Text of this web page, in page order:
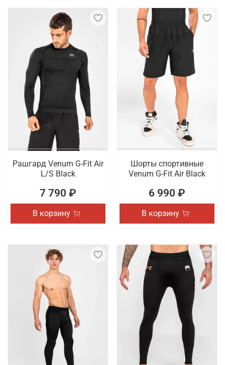
Рашгард Venum G-Fit Air
L/S Black
7 790 ₽
В корзину
Шорты спортивные
Venum G-Fit Air Black
6 990 ₽
В корзину